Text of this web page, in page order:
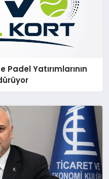
Padel Yatırımlarının